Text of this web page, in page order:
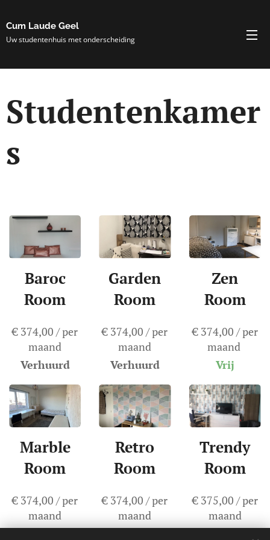
Cum Laude Geel
Uw studentenhuis met onderscheiding
Studentenkamer
s
Baroc
Room
€ 374,00 / per
maand
Verhuurd
Garden
Room
€ 374,00 / per
maand
Verhuurd
Zen
Room
€ 374,00 / per
maand
Vrij
Marble
Room
€ 374,00 / per
maand
Retro
Room
€ 374,00 / per
maand
Trendy
Room
€ 375,00 / per
maand